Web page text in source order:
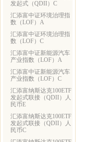
发起式（QDII）C
汇添富中证环境治理指
数（LOF）A
汇添富中证环境治理指
数（LOF）C
汇添富中证新能源汽车
产业指数（LOF）A
汇添富中证新能源汽车
产业指数（LOF）C
汇添富纳斯达克100ETF
发起式联接（QDII）人
民币E
汇添富纳斯达克100ETF
发起式联接（QDII）人
民币C